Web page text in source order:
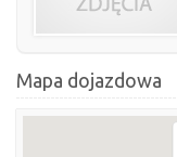
Mapa dojazdowa